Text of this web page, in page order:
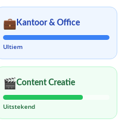
💼 Kantoor & Office
Ultiem
🎬Content Creatie
Uitstekend